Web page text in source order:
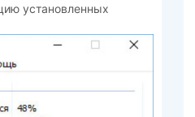
установленных